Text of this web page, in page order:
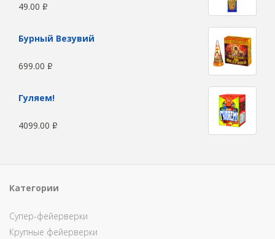
49.00 Р
Бурный Везувий
699.00 Р
Гуляем!
4099.00 Р
Категории
Супер-фейерверки
Крупные фейерверки